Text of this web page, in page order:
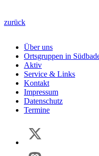
zurück
Über uns
Ortsgruppen in
Aktiv
Service & Links
Kontakt
Impressum
Datenschutz
Termine